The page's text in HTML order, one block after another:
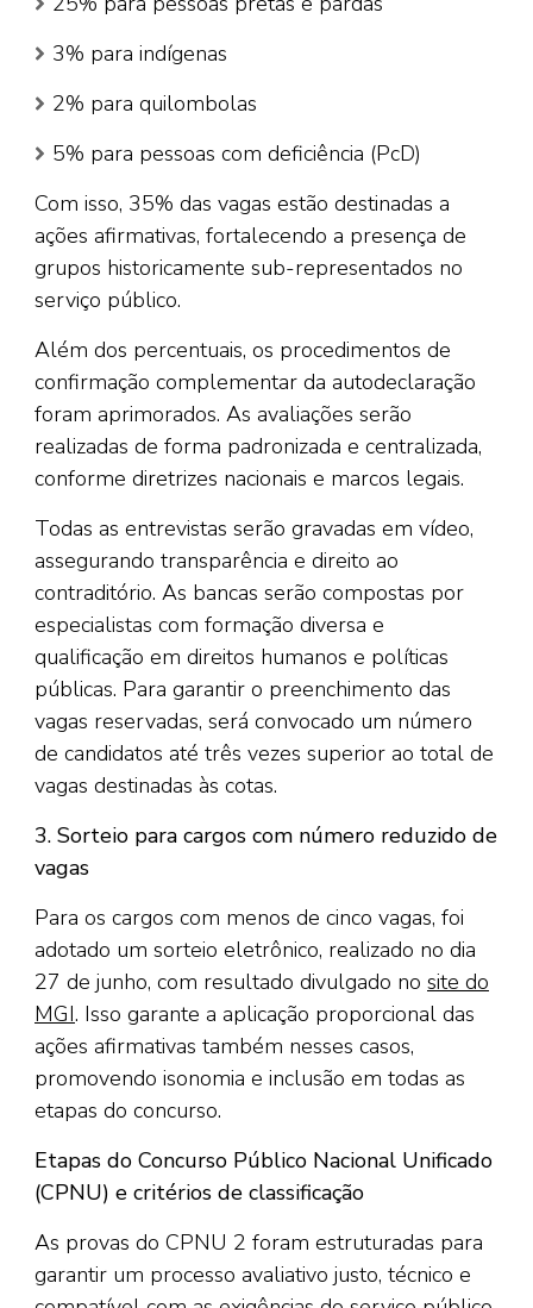
3% para indígenas
2% para quilombolas
5% para pessoas com deficiência (PcD)
Com isso, 35% das vagas estão destinadas a
ações afirmativas, fortalecendo a presença de
grupos historicamente sub-representados no
serviço público.
Além dos percentuais, os procedimentos de
confirmação complementar da autodeclaração
foram aprimorados. As avaliações serão
realizadas de forma padronizada e centralizada,
conforme diretrizes nacionais e marcos legais.
Todas as entrevistas serão gravadas em vídeo,
assegurando transparência e direito ao
contraditório. As bancas serão compostas por
especialistas com formação diversa e
qualificação em direitos humanos e políticas
públicas. Para garantir o preenchimento das
vagas reservadas, será convocado um número
de candidatos até três vezes superior ao total de
vagas destinadas às cotas.
3. Sorteio para cargos com número reduzido de
vagas
Para os cargos com menos de cinco vagas, foi
adotado um sorteio eletrônico, realizado no dia
27 de junho, com resultado divulgado no site do
MGI. Isso garante a aplicação proporcional das
ações afirmativas também nesses casos,
promovendo isonomia e inclusão em todas as
etapas do concurso.
Etapas do Concurso Público Nacional Unificado
(CPNU) e critérios de classificação
As provas do CPNU 2 foram estruturadas para
garantir um processo avaliativo justo, técnico e